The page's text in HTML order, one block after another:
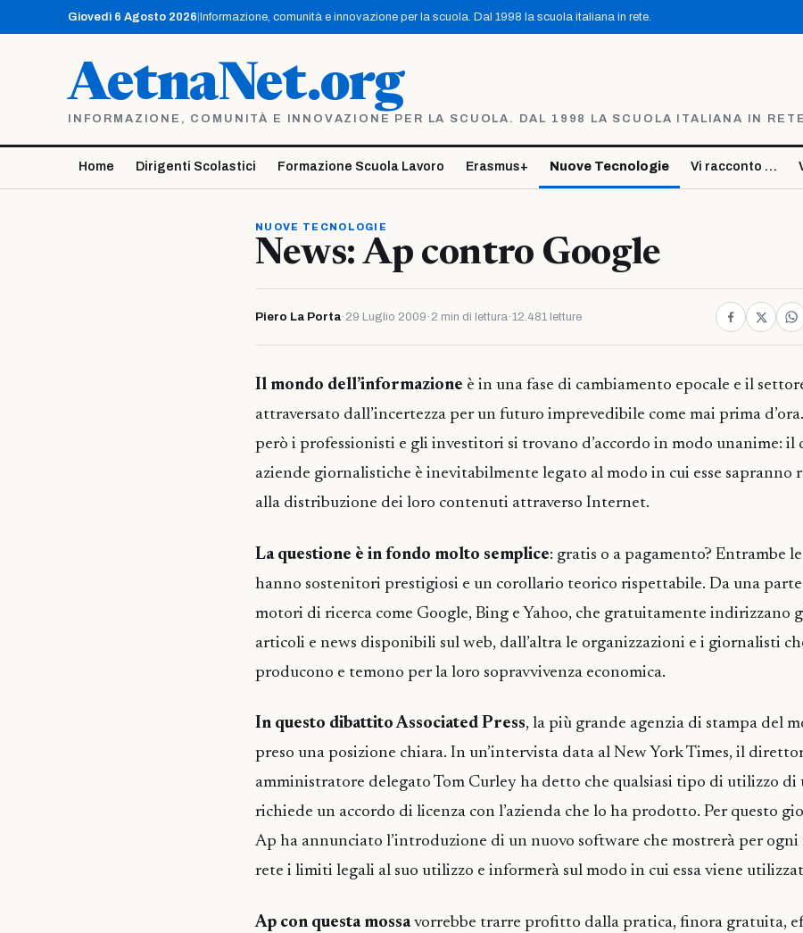
contenuto
Giovedì 6 Agosto 2026 Informazione, comunità e innovazione per la scuola. Dal 1998 la scuola italiana in rete.
AetnaNet.org
INFORMAZIONE, COMUNITÀ E INNOVAZIONE PER LA SCUOLA. DAL 1998 LA SCUOLA ITALIANA IN
Home Dirigenti Scolastici Formazione Scuola Lavoro Erasmus+ Nuove Tecnologie Vi racconto …
NUOVE TECNOLOGIE
News: Ap contro Google
Piero La Porta· 29 Luglio 2009 · 2 min di lettura·12.481 letture
Il mondo dell’informazione è in una fase di cambiamento epocale e il
attraversato dall’incertezza per un futuro imprevedibile come mai prima
però i professionisti e gli investitori si trovano d’accordo in modo unanime: il
aziende giornalistiche è inevitabilmente legato al modo in cui esse sapranno
alla distribuzione dei loro contenuti attraverso Internet.
La questione è in fondo molto semplice: gratis o a pagamento? Entrambe
hanno sostenitori prestigiosi e un corollario teorico rispettabile. Da una
motori di ricerca come Google, Bing e Yahoo, che gratuitamente indirizzano
articoli e news disponibili sul web, dall’altra le organizzazioni e i giornalisti
producono e temono per la loro sopravvivenza economica.
In questo dibattito Associated Press, la più grande agenzia di stampa del
preso una posizione chiara. In un’intervista data al New York Times, il
amministratore delegato Tom Curley ha detto che qualsiasi tipo di utilizzo di
richiede un accordo di licenza con l’azienda che lo ha prodotto. Per questo
Ap ha annunciato l’introduzione di un nuovo software che mostrerà per
rete i limiti legali al suo utilizzo e informerà sul modo in cui essa viene
Ap con questa mossavorrebbe trarre profitto dalla pratica, finora gratuita,